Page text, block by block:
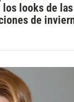
looks de las
de